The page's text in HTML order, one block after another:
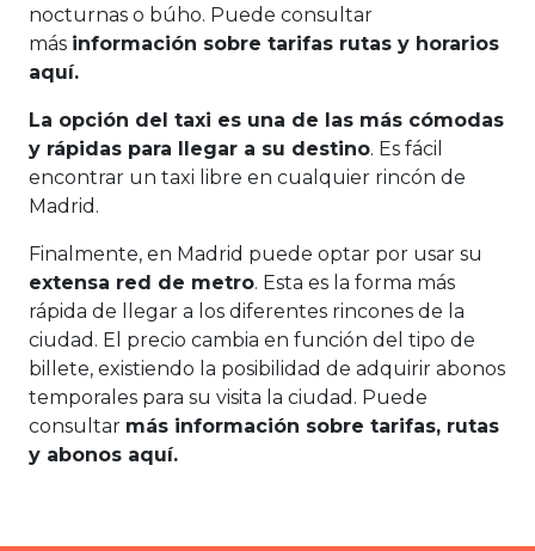
nocturnas o búho. Puede consultar
más información sobre tarifas rutas y horarios
aquí.
La opción del taxi es una de las más cómodas
y rápidas para llegar a su destino. Es fácil
encontrar un taxi libre en cualquier rincón de
Madrid.
Finalmente, en Madrid puede optar por usar su
extensa red de metro. Esta es la forma más
rápida de llegar a los diferentes rincones de la
ciudad. El precio cambia en función del tipo de
billete, existiendo la posibilidad de adquirir abonos
temporales para su visita la ciudad. Puede
consultar más información sobre tarifas, rutas
y abonos aquí.